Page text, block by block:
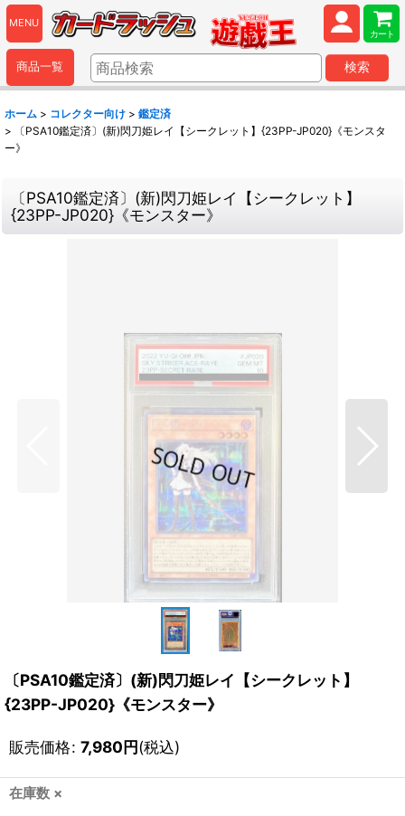
MENU
カート
商品一覧 検索
ホーム > コレクター向け > 鑑定済
>
〔PSA10鑑定済〕(新)閃刀姫レイ【シークレット】{23PP-JP020}《モンスタ
ー》
〔PSA10鑑定済〕(新)閃刀姫レイ【シークレット】
{23PP-JP020}《モンスター》
〔PSA10鑑定済〕(新)閃刀姫レイ【シークレット】
{23PP-JP020}《モンスター》
販売価格: 7,980円(税込)
在庫数 ×